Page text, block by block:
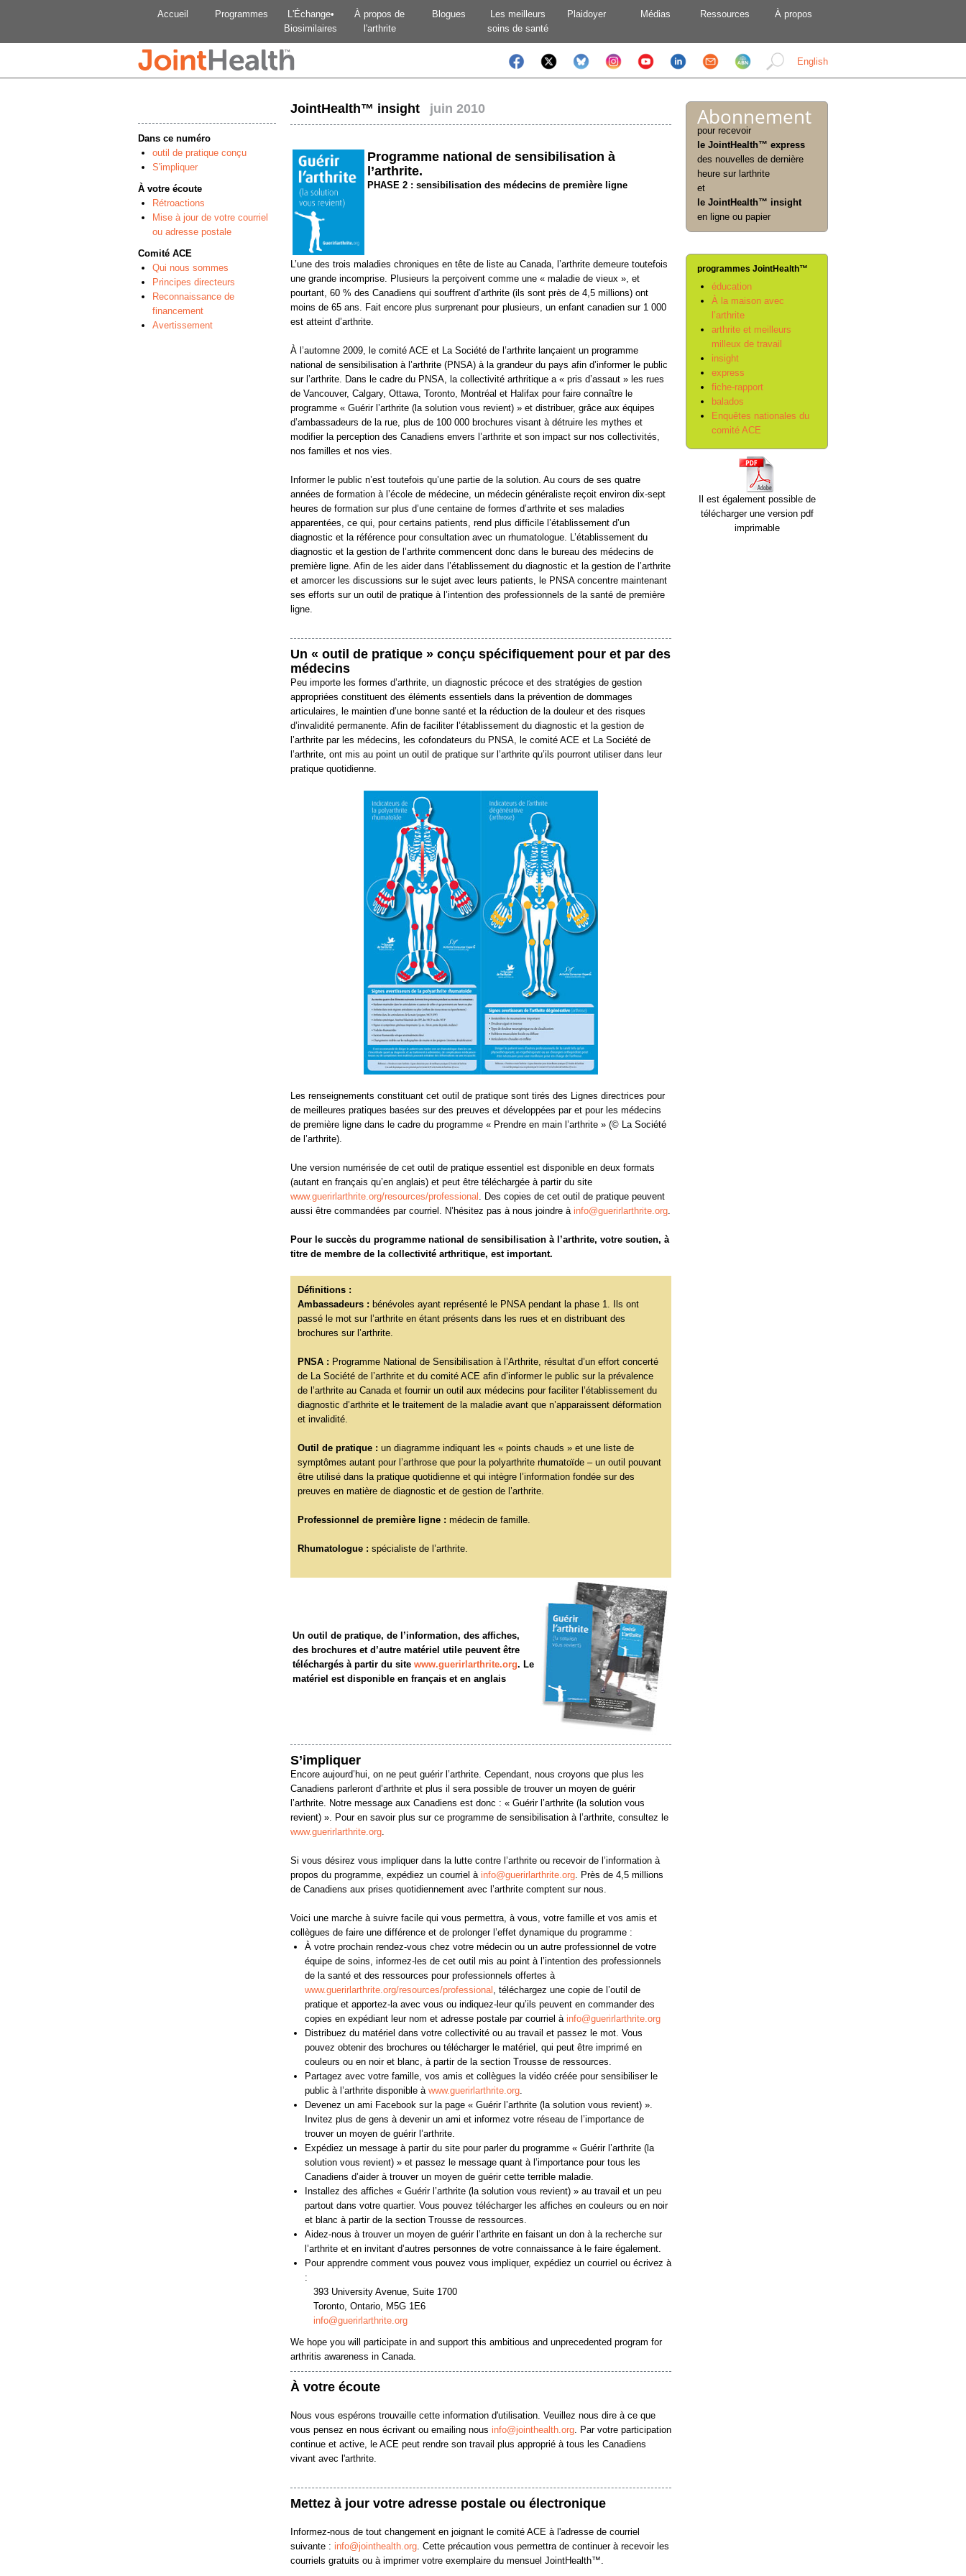
Accueil Programmes
L'Échange•
Biosimilaires
À propos de
l'arthrite
Blogues
Les meilleurs
soins de santé
Plaidoyer Médias Ressources À propos
English
Dans ce numéro
outil de pratique conçu
S'impliquer
À votre écoute
Rétroactions
Mise à jour de votre courriel
ou adresse postale
Comité ACE
Qui nous sommes
Principes directeurs
Reconnaissance de
financement
Avertissement
JointHealth™ insight juin 2010
Programme national de sensibilisation à
l’arthrite.
PHASE 2 : sensibilisation des médecins de première ligne
L’une des trois maladies chroniques en tête de liste au Canada, l’arthrite demeure toutefois
une grande incomprise. Plusieurs la perçoivent comme une « maladie de vieux », et
pourtant, 60 % des Canadiens qui souffrent d’arthrite (ils sont près de 4,5 millions) ont
moins de 65 ans. Fait encore plus surprenant pour plusieurs, un enfant canadien sur 1 000
est atteint d’arthrite.
À l’automne 2009, le comité ACE et La Société de l’arthrite lançaient un programme
national de sensibilisation à l’arthrite (PNSA) à la grandeur du pays afin d’informer le public
sur l’arthrite. Dans le cadre du PNSA, la collectivité arthritique a « pris d’assaut » les rues
de Vancouver, Calgary, Ottawa, Toronto, Montréal et Halifax pour faire connaître le
programme « Guérir l’arthrite (la solution vous revient) » et distribuer, grâce aux équipes
d’ambassadeurs de la rue, plus de 100 000 brochures visant à détruire les mythes et
modifier la perception des Canadiens envers l’arthrite et son impact sur nos collectivités,
nos familles et nos vies.
Informer le public n’est toutefois qu’une partie de la solution. Au cours de ses quatre
années de formation à l’école de médecine, un médecin généraliste reçoit environ dix-sept
heures de formation sur plus d’une centaine de formes d’arthrite et ses maladies
apparentées, ce qui, pour certains patients, rend plus difficile l’établissement d’un
diagnostic et la référence pour consultation avec un rhumatologue. L’établissement du
diagnostic et la gestion de l’arthrite commencent donc dans le bureau des médecins de
première ligne. Afin de les aider dans l’établissement du diagnostic et la gestion de l’arthrite
et amorcer les discussions sur le sujet avec leurs patients, le PNSA concentre maintenant
ses efforts sur un outil de pratique à l’intention des professionnels de la santé de première
ligne.
Un « outil de pratique » conçu spécifiquement pour et par des
médecins
Peu importe les formes d’arthrite, un diagnostic précoce et des stratégies de gestion
appropriées constituent des éléments essentiels dans la prévention de dommages
articulaires, le maintien d’une bonne santé et la réduction de la douleur et des risques
d’invalidité permanente. Afin de faciliter l’établissement du diagnostic et la gestion de
l’arthrite par les médecins, les cofondateurs du PNSA, le comité ACE et La Société de
l’arthrite, ont mis au point un outil de pratique sur l’arthrite qu’ils pourront utiliser dans leur
pratique quotidienne.
Les renseignements constituant cet outil de pratique sont tirés des Lignes directrices pour
de meilleures pratiques basées sur des preuves et développées par et pour les médecins
de première ligne dans le cadre du programme « Prendre en main l’arthrite » (© La Société
de l’arthrite).
Une version numérisée de cet outil de pratique essentiel est disponible en deux formats
(autant en français qu’en anglais) et peut être téléchargée à partir du site
www.guerirlarthrite.org/resources/professional . Des copies de cet outil de pratique peuvent
aussi être commandées par courriel. N’hésitez pas à nous joindre à info@guerirlarthrite.org.
Pour le succès du programme national de sensibilisation à l’arthrite, votre soutien, à
titre de membre de la collectivité arthritique, est important.
Définitions :
Ambassadeurs : bénévoles ayant représenté le PNSA pendant la phase 1. Ils ont
passé le mot sur l’arthrite en étant présents dans les rues et en distribuant des
brochures sur l’arthrite.
PNSA : Programme National de Sensibilisation à l’Arthrite, résultat d’un effort concerté
de La Société de l’arthrite et du comité ACE afin d’informer le public sur la prévalence
de l’arthrite au Canada et fournir un outil aux médecins pour faciliter l’établissement du
diagnostic d’arthrite et le traitement de la maladie avant que n’apparaissent déformation
et invalidité.
Outil de pratique : un diagramme indiquant les « points chauds » et une liste de
symptômes autant pour l’arthrose que pour la polyarthrite rhumatoïde – un outil pouvant
être utilisé dans la pratique quotidienne et qui intègre l’information fondée sur des
preuves en matière de diagnostic et de gestion de l’arthrite.
Professionnel de première ligne : médecin de famille.
Rhumatologue : spécialiste de l’arthrite.
Un outil de pratique, de l’information, des affiches,
des brochures et d’autre matériel utile peuvent être
téléchargés à partir du site www.guerirlarthrite.org. Le
matériel est disponible en français et en anglais
S’impliquer
Encore aujourd’hui, on ne peut guérir l’arthrite. Cependant, nous croyons que plus les
Canadiens parleront d’arthrite et plus il sera possible de trouver un moyen de guérir
l’arthrite. Notre message aux Canadiens est donc : « Guérir l’arthrite (la solution vous
revient) ». Pour en savoir plus sur ce programme de sensibilisation à l’arthrite, consultez le
www.guerirlarthrite.org.
Si vous désirez vous impliquer dans la lutte contre l’arthrite ou recevoir de l’information à
propos du programme, expédiez un courriel à info@guerirlarthrite.org. Près de 4,5 millions
de Canadiens aux prises quotidiennement avec l’arthrite comptent sur nous.
Voici une marche à suivre facile qui vous permettra, à vous, votre famille et vos amis et
collègues de faire une différence et de prolonger l’effet dynamique du programme :
À votre prochain rendez-vous chez votre médecin ou un autre professionnel de votre
équipe de soins, informez-les de cet outil mis au point à l’intention des professionnels
de la santé et des ressources pour professionnels offertes à
www.guerirlarthrite.org/resources/professional , téléchargez une copie de l’outil de
pratique et apportez-la avec vous ou indiquez-leur qu’ils peuvent en commander des
copies en expédiant leur nom et adresse postale par courriel à info@guerirlarthrite.org
Distribuez du matériel dans votre collectivité ou au travail et passez le mot. Vous
pouvez obtenir des brochures ou télécharger le matériel, qui peut être imprimé en
couleurs ou en noir et blanc, à partir de la section Trousse de ressources.
Partagez avec votre famille, vos amis et collègues la vidéo créée pour sensibiliser le
public à l’arthrite disponible à www.guerirlarthrite.org.
Devenez un ami Facebook sur la page « Guérir l’arthrite (la solution vous revient) ».
Invitez plus de gens à devenir un ami et informez votre réseau de l’importance de
trouver un moyen de guérir l’arthrite.
Expédiez un message à partir du site pour parler du programme « Guérir l’arthrite (la
solution vous revient) » et passez le message quant à l’importance pour tous les
Canadiens d’aider à trouver un moyen de guérir cette terrible maladie.
Installez des affiches « Guérir l’arthrite (la solution vous revient) » au travail et un peu
partout dans votre quartier. Vous pouvez télécharger les affiches en couleurs ou en noir
et blanc à partir de la section Trousse de ressources.
Aidez-nous à trouver un moyen de guérir l’arthrite en faisant un don à la recherche sur
l’arthrite et en invitant d’autres personnes de votre connaissance à le faire également.
Pour apprendre comment vous pouvez vous impliquer, expédiez un courriel ou écrivez à
:
393 University Avenue, Suite 1700
Toronto, Ontario, M5G 1E6
info@guerirlarthrite.org
We hope you will participate in and support this ambitious and unprecedented program for
arthritis awareness in Canada.
À votre écoute
Nous vous espérons trouvaille cette information d'utilisation. Veuillez nous dire à ce que
vous pensez en nous écrivant ou emailing nous info@jointhealth.org. Par votre participation
continue et active, le ACE peut rendre son travail plus approprié à tous les Canadiens
vivant avec l'arthrite.
Mettez à jour votre adresse postale ou électronique
Informez-nous de tout changement en joignant le comité ACE à l'adresse de courriel
suivante : info@jointhealth.org. Cette précaution vous permettra de continuer à recevoir les
courriels gratuits ou à imprimer votre exemplaire du mensuel JointHealth™.
Abonnement
pour recevoir
le JointHealth™ express
des nouvelles de dernière
heure sur larthrite
et
le JointHealth™ insight
en ligne ou papier
programmes JointHealth™
éducation
À la maison avec
l’arthrite
arthrite et meilleurs
milleux de travail
insight
express
fiche-rapport
balados
Enquêtes nationales du
comité ACE
Il est également possible de
télécharger une version pdf
imprimable